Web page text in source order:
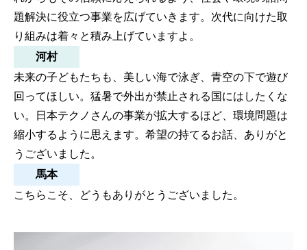
題解決に役立つ事業を広げていきます。次代に向けた取
り組みは着々と積み上げていますよ。
河村
未来の子どもたちも、美しい海で泳ぎ、青空の下で遊び
回ってほしい。猛暑で外出が禁止される国にはしたくな
い。日本テクノさんの事業が拡大するほど、環境問題は
縮小するように思えます。希望の持てるお話、ありがと
うございました。
馬本
こちらこそ、どうもありがとうございました。